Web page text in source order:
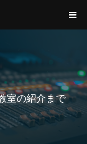
室の紹介まで